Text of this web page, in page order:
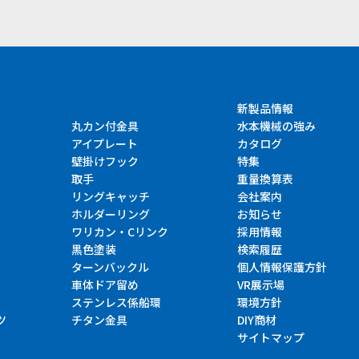
丸カン付金具
アイプレート
壁掛けフック
取手
リングキャッチ
ホルダーリング
ワリカン・Cリンク
黒色塗装
ターンバックル
車体ドア留め
ステンレス係船環
チタン金具
新製品情報
水本機械の強み
カタログ
特集
重量換算表
会社案内
お知らせ
採用情報
検索履歴
個人情報保護方針
VR展示場
環境方針
DIY商材
サイトマップ